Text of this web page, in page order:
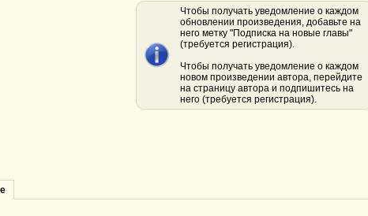
Чтобы получать уведомление о каждом
обновлении произведения, добавьте на
него метку "Подписка на новые главы"
(требуется регистрация).
Чтобы получать уведомление о каждом
новом произведении автора, перейдите
на страницу автора и подпишитесь на
него (требуется регистрация).